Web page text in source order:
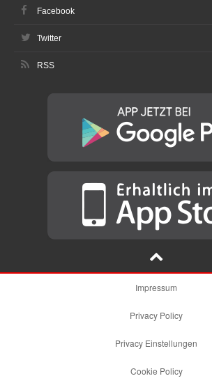
Facebook
Twitter
RSS
Impressum
Privacy Policy
Privacy Einstellungen
Cookie Policy